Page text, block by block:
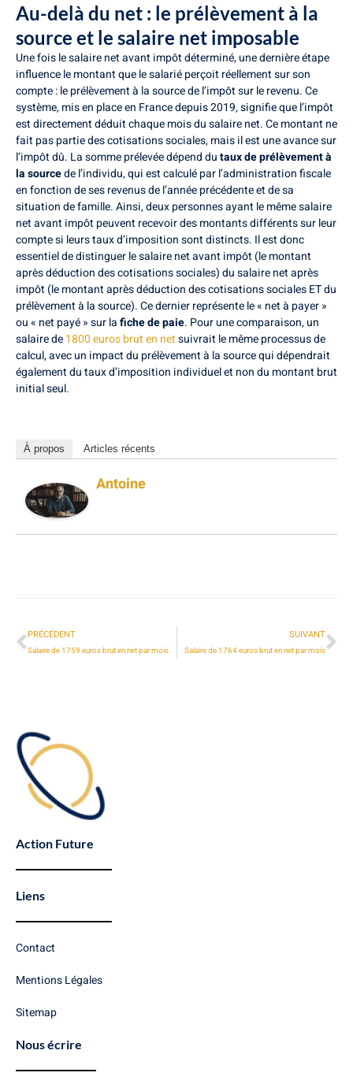
Au-delà du net : le prélèvement à la
source et le salaire net imposable
Une fois le salaire net avant impôt déterminé, une dernière étape
influence le montant que le salarié perçoit réellement sur son
compte : le prélèvement à la source de l’impôt sur le revenu. Ce
système, mis en place en France depuis 2019, signifie que l’impôt
est directement déduit chaque mois du salaire net. Ce montant ne
fait pas partie des cotisations sociales, mais il est une avance sur
l’impôt dû. La somme prélevée dépend dutaux de prélèvement à
la sourcede l’individu, qui est calculé par l’administration fiscale
en fonction de ses revenus de l’année précédente et de sa
situation de famille. Ainsi, deux personnes ayant le même salaire
net avant impôt peuvent recevoir des montants différents sur leur
compte si leurs taux d’imposition sont distincts. Il est donc
essentiel de distinguer le salaire net avant impôt (le montant
après déduction des cotisations sociales) du salaire net après
impôt (le montant après déduction des cotisations sociales ET du
prélèvement à la source). Ce dernier représente le « net à payer »
ou « net payé » sur lafiche de paie. Pour une comparaison, un
salaire de1800 euros brut en netsuivrait le même processus de
calcul, avec un impact du prélèvement à la source qui dépendrait
également du taux d’imposition individuel et non du montant brut
initial seul.
À propos Articles récents
Antoine
PRÉCÉDENT
Salaire de 1759 euros brut en net par mois
SUIVANT
Salaire de 1764 euros brut en net par mois
Action Future
Liens
Contact
Mentions Légales
Sitemap
Nous écrire